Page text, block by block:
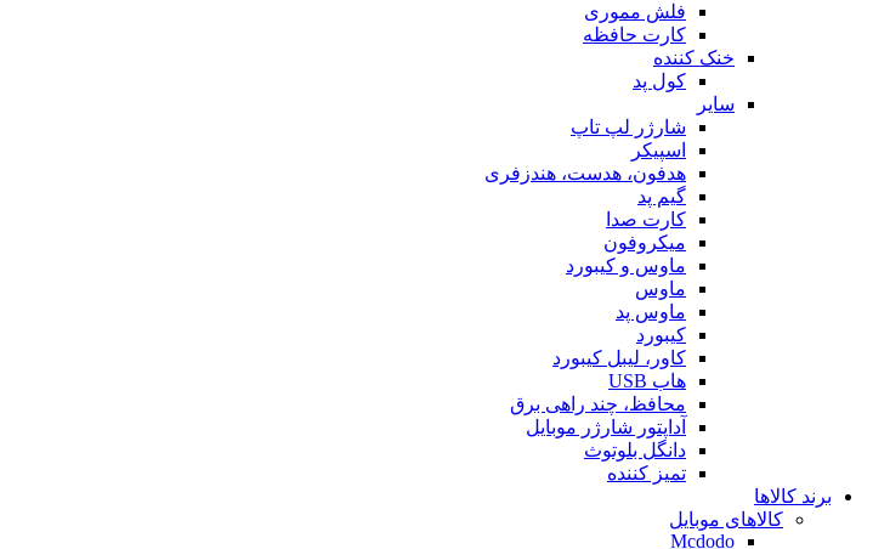
فلش مموری
کارت حافظه
خنک کننده
کول پد
سایر
شارژر لپ تاپ
اسپیکر
هدفون، هدست، هندزفری
گیم پد
کارت صدا
میکروفون
ماوس و کیبورد
ماوس
ماوس پد
کیبورد
کاور، لیبل کیبورد
هاب USB
محافظ، چند راهی برق
آداپتور شارژر موبایل
دانگل بلوتوث
تمیز کننده
برند کالاها
کالاهای موبایل
Mcdodo